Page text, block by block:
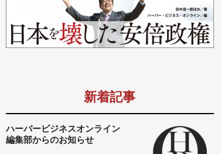
新着記事
ハーバービジネスオンライン
編集部からのお知らせ